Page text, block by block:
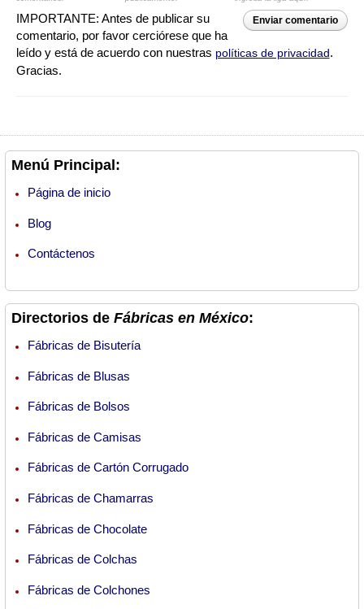
Enviar comentario
IMPORTANTE: Antes de publicar su
comentario, por favor cerciórese que ha
leído y está de acuerdo con nuestras políticas de privacidad.
Gracias.
Menú Principal:
Página de inicio
Blog
Contáctenos
Directorios de Fábricas en México:
Fábricas de Bisutería
Fábricas de Blusas
Fábricas de Bolsos
Fábricas de Camisas
Fábricas de Cartón Corrugado
Fábricas de Chamarras
Fábricas de Chocolate
Fábricas de Colchas
Fábricas de Colchones